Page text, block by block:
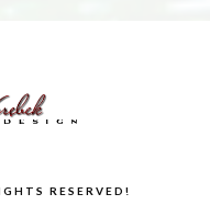
RESERVED!